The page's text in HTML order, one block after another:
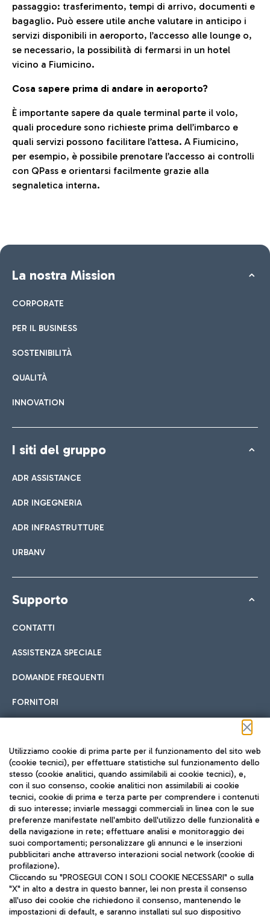
passaggio: trasferimento, tempi di arrivo, documenti e
bagaglio. Può essere utile anche valutare in anticipo i
servizi disponibili in aeroporto, l’accesso alle lounge o,
se necessario, la possibilità di fermarsi in un hotel
vicino a Fiumicino.
Cosa sapere prima di andare in aeroporto?
È importante sapere da quale terminal parte il volo,
quali procedure sono richieste prima dell’imbarco e
quali servizi possono facilitare l’attesa. A Fiumicino,
per esempio, è possibile prenotare l’accesso ai controlli
con QPass e orientarsi facilmente grazie alla
segnaletica interna.
La nostra Mission
CORPORATE
PER IL BUSINESS
SOSTENIBILITÀ
QUALITÀ
INNOVATION
I siti del gruppo
ADR ASSISTANCE
ADR INGEGNERIA
ADR INFRASTRUTTURE
URBANV
Supporto
CONTATTI
ASSISTENZA SPECIALE
DOMANDE FREQUENTI
FORNITORI
Seguici sui social
TRAVEL JOURNAL
ITA
Utilizziamo cookie di prima parte per il funzionamento del sito web
(cookie tecnici), per effettuare statistiche sul funzionamento dello
stesso (cookie analitici, quando assimilabili ai cookie tecnici), e,
con il suo consenso, cookie analitici non assimilabili ai cookie
tecnici, cookie di prima e terza parte per comprendere i contenuti
di suo interesse; inviarle messaggi commerciali in linea con le sue
preferenze manifestate nell'ambito dell'utilizzo delle funzionalità e
della navigazione in rete; effettuare analisi e monitoraggio dei
suoi comportamenti; personalizzare gli annunci e le inserzioni
pubblicitari anche attraverso interazioni social network (cookie di
profilazione).
Cliccando su "PROSEGUI CON I SOLI COOKIE NECESSARI" o sulla
"X" in alto a destra in questo banner, lei non presta il consenso
all'uso dei cookie che richiedono il consenso, mantenendo le
impostazioni di default, e saranno installati sul suo dispositivo